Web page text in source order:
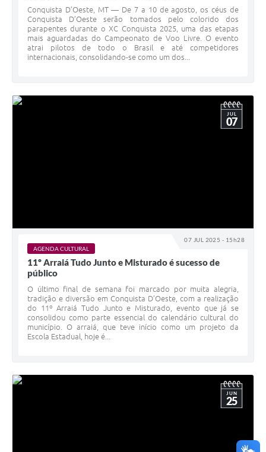
Conquista D’Oeste, MT — De 7 a 10 de agosto, os céus de
Conquista D’Oeste serão tomados pelo colorido dos
parapentes durante o XC Conquista 2025, uma das etapas
mais aguardadas do Campeonato de Voo Livre. O evento
atrai pilotos de todo o Brasil e até competidores
internacionais, consolidando-se como um dos...
07 JUL 2025 - 15h28
JUL
07
AGENDA CULTURAL
11º Arraiá Tudo Junto e Misturado é sucesso de
público
O último final de semana foi marcado por muita alegria,
tradição e diversão em Conquista D’Oeste, com a realização
do 11º Arraiá Tudo Junto e Misturado, evento que já se
consolidou como parte essencial do calendário cultural do
município. O arraiá, que teve início como um projeto da
Escola Estadual, hoje é...
JUN
25